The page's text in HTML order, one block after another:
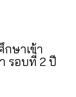
ษาเข้า
รอบที่ 2 ปี